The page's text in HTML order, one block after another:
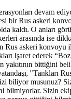
devam
bir Rus askeri
kaldı. O anları
arasında ise
Rus askeri konvoyu
işaret ederek
yakıtının bittiğini
"Tankları
biliyor musunuz?
bilmiyorlar. Sizin